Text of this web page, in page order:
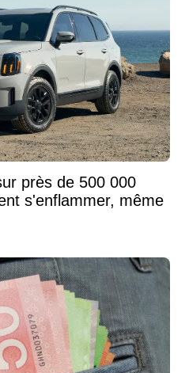
près de 500 000
s'enflammer, même